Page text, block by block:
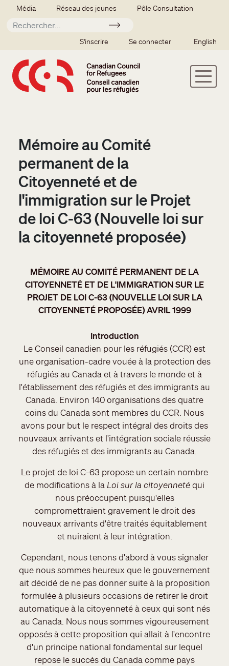
Aller au contenu principal
Secondary menu
Média Réseau des jeunes Pôle Consultation
Soumettre
SSO user menu
S'inscrire Se connecter English
Mémoire au Comité
permanent de la
Citoyenneté et de
l'immigration sur le Projet
de loi C-63 (Nouvelle loi sur
la citoyenneté proposée)
MÉMOIRE AU COMITÉ PERMANENT DE LA
CITOYENNETÉ ET DE L'IMMIGRATION SUR LE
PROJET DE LOI C-63 (NOUVELLE LOI SUR LA
CITOYENNETÉ PROPOSÉE) AVRIL 1999
Introduction
Le Conseil canadien pour les réfugiés (CCR) est
une organisation-cadre vouée à la protection des
réfugiés au Canada et à travers le monde et à
l'établissement des réfugiés et des immigrants au
Canada. Environ 140 organisations des quatre
coins du Canada sont membres du CCR. Nous
avons pour but le respect intégral des droits des
nouveaux arrivants et l'intégration sociale réussie
des réfugiés et des immigrants au Canada.
Le projet de loi C-63 propose un certain nombre
de modifications à la Loi sur la citoyennetéqui
nous préoccupent puisqu'elles
compromettraient gravement le droit des
nouveaux arrivants d'être traités équitablement
et nuiraient à leur intégration.
Cependant, nous tenons d'abord à vous signaler
que nous sommes heureux que le gouvernement
ait décidé de ne pas donner suite à la proposition
formulée à plusieurs occasions de retirer le droit
automatique à la citoyenneté à ceux qui sont nés
au Canada. Nous nous sommes vigoureusement
opposés à cette proposition qui allait à l'encontre
d'un principe national fondamental sur lequel
repose le succès du Canada comme pays